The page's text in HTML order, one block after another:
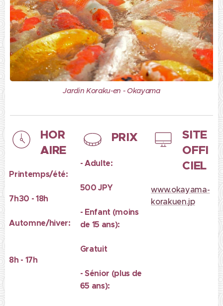
Jardin Koraku-en - Okayama
HOR
AIRE
Printemps/été:
7h30 - 18h
Automne/hiver:
8h - 17h
PRIX
- Adulte:
500 JPY
- Enfant (moins
de 15 ans):
Gratuit
- Sénior (plus de
65 ans):
SITE
OFFI
CIEL
www.okayama-
korakuen.jp